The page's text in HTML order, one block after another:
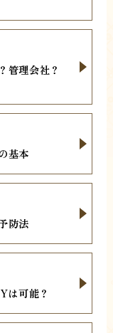
管理会社？
基本
防法
は可能？